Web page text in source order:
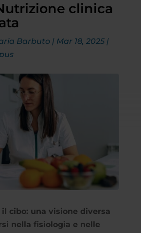
clinica
Barbuto| Mar 18, 2025|
cibo: una visione diversa
nella fisiologia e nelle